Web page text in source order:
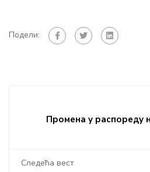
Подели:
Промена у распореду
Следећа вест